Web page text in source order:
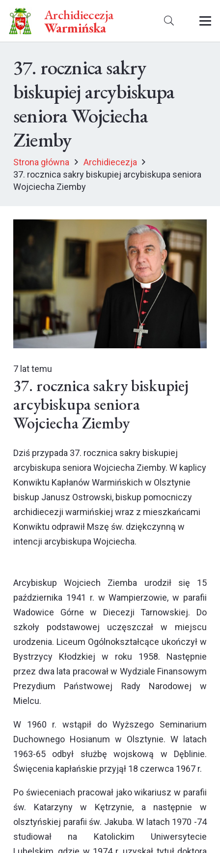
Archidiecezja
Warmińska
37. rocznica sakry
biskupiej arcybiskupa
seniora Wojciecha
Ziemby
Strona główna
Archidiecezja
37. rocznica sakry biskupiej arcybiskupa seniora
Wojciecha Ziemby
7 lat temu
37. rocznica sakry biskupiej
arcybiskupa seniora
Wojciecha Ziemby
Dziś przypada 37. rocznica sakry biskupiej
arcybiskupa seniora Wojciecha Ziemby. W kaplicy
Konwiktu Kapłanów Warmińskich w Olsztynie
biskup Janusz Ostrowski, biskup pomocniczy
archidiecezji warmińskiej wraz z mieszkańcami
Konwiktu odprawił Mszę św. dziękczynną w
intencji arcybiskupa Wojciecha.
Arcybiskup Wojciech Ziemba urodził się 15
października 1941 r. w Wampierzowie, w parafii
Wadowice Górne w Diecezji Tarnowskiej. Do
szkoły podstawowej uczęszczał w miejscu
urodzenia. Liceum Ogólnokształcące ukończył w
Bystrzycy Kłodzkiej w roku 1958. Następnie
przez dwa lata pracował w Wydziale Finansowym
Prezydium Państwowej Rady Narodowej w
Mielcu.
W 1960 r. wstąpił do Wyższego Seminarium
Duchownego Hosianum w Olsztynie. W latach
1963-65 odbył służbę wojskową w Dęblinie.
Święcenia kapłańskie przyjął 18 czerwca 1967 r.
Po świeceniach pracował jako wikariusz w parafii
św. Katarzyny w Kętrzynie, a następnie w
olsztyńskiej parafii św. Jakuba. W latach 1970 -74
studiował na Katolickim Uniwersytecie